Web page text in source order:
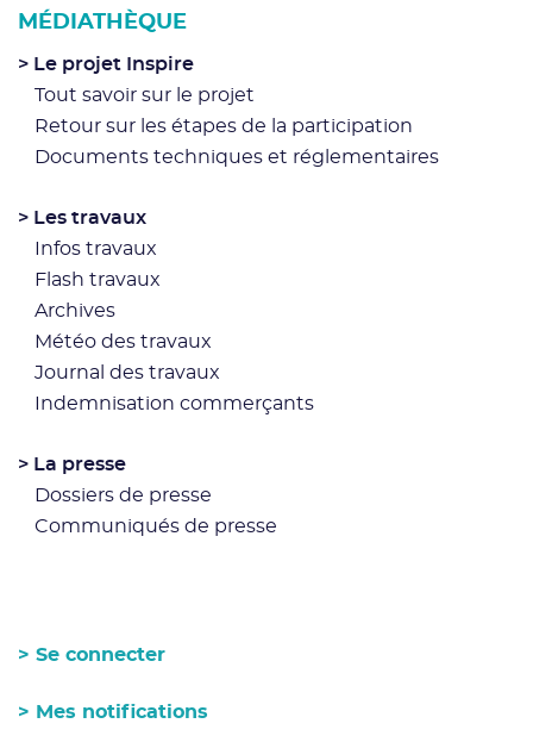
MÉDIATHÈQUE
Le projet Inspire
Tout savoir sur le projet
Retour sur les étapes de la participation
Documents techniques et réglementaires
Les travaux
Infos travaux
Flash travaux
Archives
Météo des travaux
Journal des travaux
Indemnisation commerçants
La presse
Dossiers de presse
Communiqués de presse
Se connecter
Mes notifications